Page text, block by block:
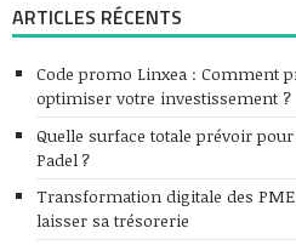
ARTICLES RÉCENTS
Code promo Linxea : Comment
optimiser votre investissement ?
Quelle surface totale prévoir
Padel ?
Transformation digitale des
laisser sa trésorerie